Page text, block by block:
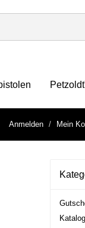
Anmelden Mein